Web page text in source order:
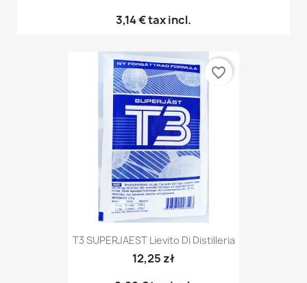
3,14 €tax incl.
T3 SUPERJAEST Lievito Di Distilleria
12,25 zł
favorite_border